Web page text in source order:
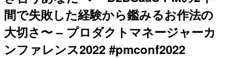
間で失敗した経験から鑑みるお作法の
大切さ〜 – プロダクトマネージャーカ
ンファレンス2022 #pmconf2022